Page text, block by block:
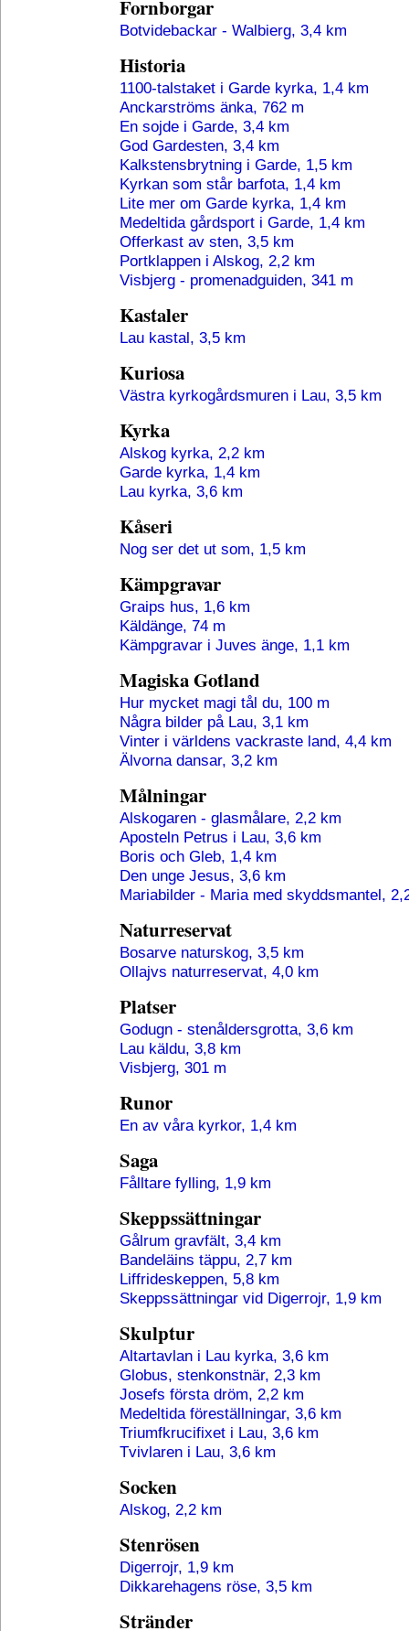
Fornborgar
Botvidebackar - Walbierg, 3,4 km
Historia
1100-talstaket i Garde kyrka, 1,4 km
Anckarströms änka, 762 m
En sojde i Garde, 3,4 km
God Gardesten, 3,4 km
Kalkstensbrytning i Garde, 1,5 km
Kyrkan som står barfota, 1,4 km
Lite mer om Garde kyrka, 1,4 km
Medeltida gårdsport i Garde, 1,4 km
Offerkast av sten, 3,5 km
Portklappen i Alskog, 2,2 km
Visbjerg - promenadguiden, 341 m
Kastaler
Lau kastal, 3,5 km
Kuriosa
Västra kyrkogårdsmuren i Lau, 3,5 km
Kyrka
Alskog kyrka, 2,2 km
Garde kyrka, 1,4 km
Lau kyrka, 3,6 km
Kåseri
Nog ser det ut som, 1,5 km
Kämpgravar
Graips hus, 1,6 km
Käldänge, 74 m
Kämpgravar i Juves änge, 1,1 km
Magiska Gotland
Hur mycket magi tål du, 100 m
Några bilder på Lau, 3,1 km
Vinter i världens vackraste land, 4,4 km
Älvorna dansar, 3,2 km
Målningar
Alskogaren - glasmålare, 2,2 km
Aposteln Petrus i Lau, 3,6 km
Boris och Gleb, 1,4 km
Den unge Jesus, 3,6 km
Mariabilder - Maria med skyddsmantel,
Naturreservat
Bosarve naturskog, 3,5 km
Ollajvs naturreservat, 4,0 km
Platser
Godugn - stenåldersgrotta, 3,6 km
Lau käldu, 3,8 km
Visbjerg, 301 m
Runor
En av våra kyrkor, 1,4 km
Saga
Fålltare fylling, 1,9 km
Skeppssättningar
Gålrum gravfält, 3,4 km
Bandeläins täppu, 2,7 km
Liffrideskeppen, 5,8 km
Skeppssättningar vid Digerrojr, 1,9 km
Skulptur
Altartavlan i Lau kyrka, 3,6 km
Globus, stenkonstnär, 2,3 km
Josefs första dröm, 2,2 km
Medeltida föreställningar, 3,6 km
Triumfkrucifixet i Lau, 3,6 km
Tvivlaren i Lau, 3,6 km
Socken
Alskog, 2,2 km
Stenrösen
Digerrojr, 1,9 km
Dikkarehagens röse, 3,5 km
Stränder